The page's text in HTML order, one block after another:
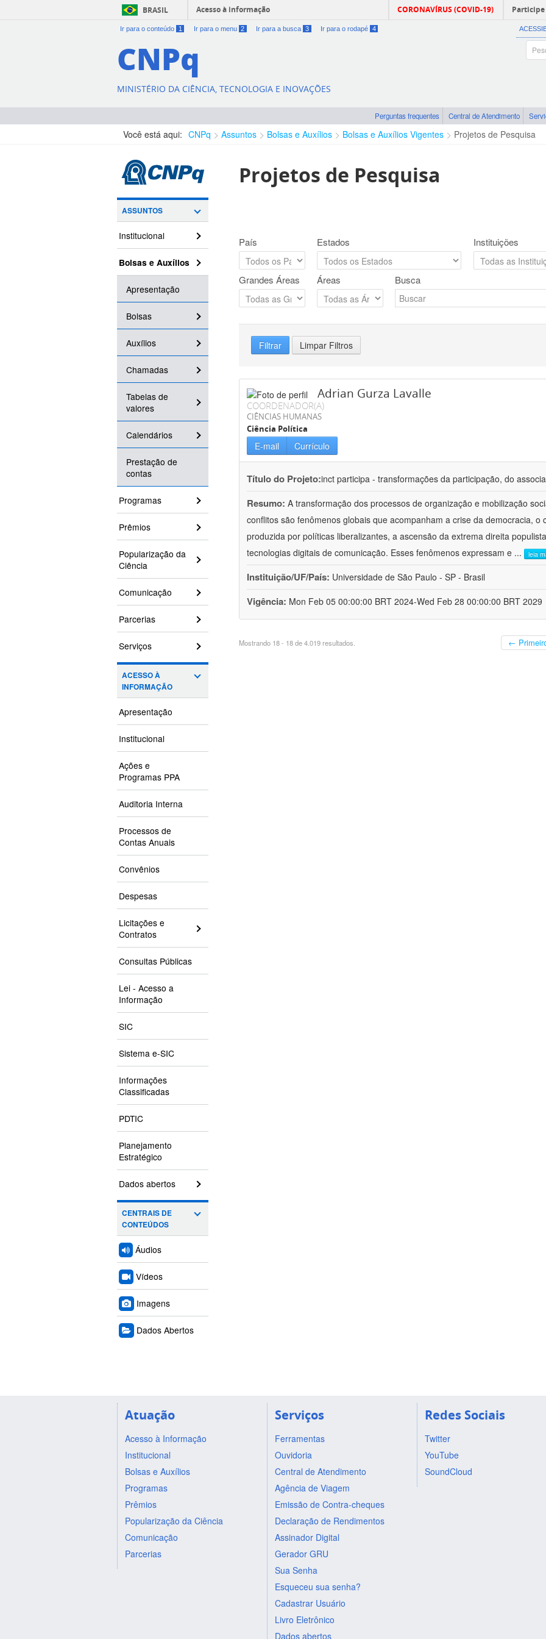
BRASIL Acesso à informação CORONAVÍRUS (COVID-19) Participe
Ir para o conteúdo 1 Ir para o menu 2 Ir para a busca 3 Ir para o rodapé 4
CNPq
MINISTÉRIO DA CIÊNCIA, TECNOLOGIA E INOVAÇÕES
Perguntas frequentes Central de Atendimento
Você está aqui: CNPq Assuntos Bolsas e Auxílios Bolsas e Auxílios Vigentes Projetos de Pesquisa
ASSUNTOS
Institucional
Bolsas e Auxílios
Apresentação
Bolsas
Auxílios
Chamadas
Tabelas de
valores
Calendários
Prestação de
contas
Programas
Prêmios
Popularização da
Ciência
Comunicação
Parcerias
Serviços
ACESSO À
INFORMAÇÃO
Apresentação
Institucional
Ações e
Programas PPA
Auditoria Interna
Processos de
Contas Anuais
Convênios
Despesas
Licitações e
Contratos
Consultas Públicas
Lei - Acesso a
Informação
SIC
Sistema e-SIC
Informações
Classificadas
PDTIC
Planejamento
Estratégico
Dados abertos
CENTRAIS DE
CONTEÚDOS
Áudios
Vídeos
Imagens
Dados Abertos
Projetos de Pesquisa
País Estados Instituições
Grandes Áreas Áreas Busca
Filtrar Limpar Filtros
Adrian Gurza Lavalle
COORDENADOR(A)
CIÊNCIAS HUMANAS
Ciência Política
E-mail Currículo
Título do Projeto:inct participa - transformações da participação, do
Resumo: A transformação dos processos de organização e mobilização
conflitos são fenômenos globais que acompanham a crise da democracia, o
produzida por políticas liberalizantes, a ascensão da extrema direita
tecnologias digitais de comunicação. Esses fenômenos expressam e ... leia
Instituição/UF/País: Universidade de São Paulo - SP - Brasil
Vigência: Mon Feb 05 00:00:00 BRT 2024-Wed Feb 28 00:00:00 BRT 2029
Mostrando 18 - 18 de 4.019 resultados. ←
Atuação
Acesso à Informação
Institucional
Bolsas e Auxílios
Programas
Prêmios
Popularização da Ciência
Comunicação
Parcerias
Serviços
Ferramentas
Ouvidoria
Central de Atendimento
Agência de Viagem
Emissão de Contra-cheques
Declaração de Rendimentos
Assinador Digital
Gerador GRU
Sua Senha
Esqueceu sua senha?
Cadastrar Usuário
Livro Eletrônico
Dados abertos
Redes Sociais
Twitter
YouTube
SoundCloud